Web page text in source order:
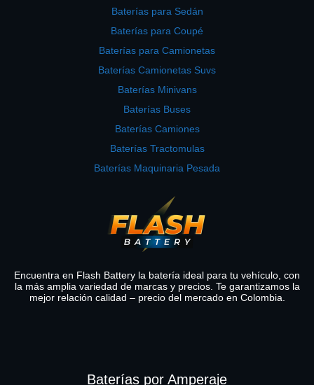
Baterías para Sedán
Baterías para Coupé
Baterías para Camionetas
Baterías Camionetas Suvs
Baterías Minivans
Baterías Buses
Baterías Camiones
Baterías Tractomulas
Baterías Maquinaria Pesada
Encuentra en Flash Battery la batería ideal para tu vehículo, con
la más amplia variedad de marcas y precios. Te garantizamos la
mejor relación calidad – precio del mercado en Colombia.
Baterías por Amperaje